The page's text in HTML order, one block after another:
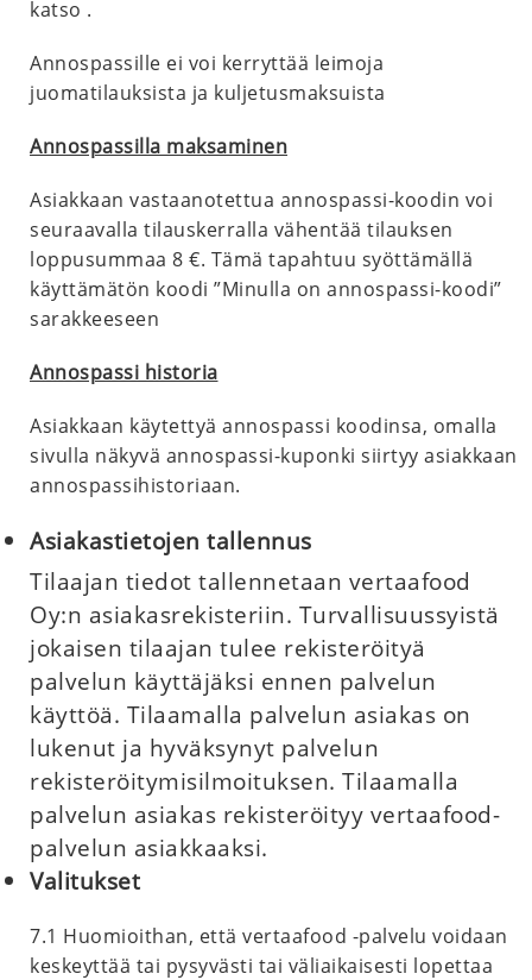
katso .
Annospassille ei voi kerryttää leimoja
juomatilauksista ja kuljetusmaksuista
Annospassilla maksaminen
Asiakkaan vastaanotettua annospassi-koodin voi
seuraavalla tilauskerralla vähentää tilauksen
loppusummaa 8 €. Tämä tapahtuu syöttämällä
käyttämätön koodi ”Minulla on annospassi-koodi”
sarakkeeseen
Annospassi historia
Asiakkaan käytettyä annospassi koodinsa, omalla
sivulla näkyvä annospassi-kuponki siirtyy asiakkaan
annospassihistoriaan.
Asiakastietojen tallennus
Tilaajan tiedot tallennetaan vertaafood
Oy:n asiakasrekisteriin. Turvallisuussyistä
jokaisen tilaajan tulee rekisteröityä
palvelun käyttäjäksi ennen palvelun
käyttöä. Tilaamalla palvelun asiakas on
lukenut ja hyväksynyt palvelun
rekisteröitymisilmoituksen. Tilaamalla
palvelun asiakas rekisteröityy vertaafood-
palvelun asiakkaaksi.
Valitukset
7.1 Huomioithan, että vertaafood -palvelu voidaan
keskeyttää tai pysyvästi tai väliaikaisesti lopettaa